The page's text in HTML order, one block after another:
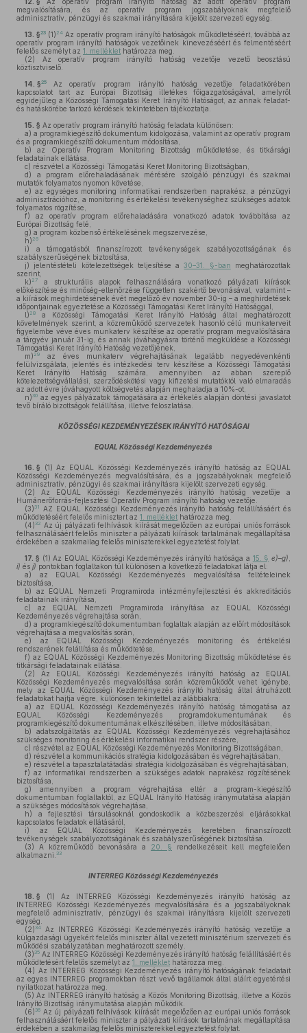
megvalósítására, és az operatív program jogszabályoknak megfelelő
adminisztratív, pénzügyi és szakmai irányítására kijelölt szervezeti egység.
13. §23 (1) 24 Az operatív program irányító hatóságok működtetéséért, továbbá az
operatív program irányító hatóságok vezetőinek kinevezéséért és felmentéséért
felelős személyt az 1. melléklet határozza meg.
(2) Az operatív program irányító hatóság vezetője vezető beosztású
köztisztviselő.
14. §25
Az operatív program irányító hatóság vezetője feladatkörében
kapcsolatot tart az Európai Bizottság illetékes főigazgatóságával, amelyről
egyidejűleg a Közösségi Támogatási Keret Irányító Hatóságot, az annak feladat-
és hatáskörébe tartozó kérdések tekintetében tájékoztatja.
15. § Az operatív program irányító hatóság feladata különösen:
a) a programkiegészítő dokumentum kidolgozása, valamint az operatív program
és a programkiegészítő dokumentum módosítása,
b) az Operatív Program Monitoring Bizottság működtetése, és titkársági
feladatainak ellátása,
c) részvétel a Közösségi Támogatási Keret Monitoring Bizottságban,
d) a program előrehaladásának mérésére szolgáló pénzügyi és szakmai
mutatók folyamatos nyomon követése,
e) az egységes monitoring informatikai rendszerben naprakész, a pénzügyi
adminisztrációhoz, a monitoring és értékelési tevékenységhez szükséges adatok
folyamatos rögzítése,
f) az operatív program előrehaladására vonatkozó adatok továbbítása az
Európai Bizottság felé,
g) a program közbenső értékelésének megszervezése,
h) 26
i) a támogatásból finanszírozott tevékenységek szabályozottságának és
szabályszerűségének biztosítása,
j) jelentéstételi kötelezettségek teljesítése a30–31. §-ban meghatározottak
szerint,
k) 27
a strukturális alapok felhasználására vonatkozó pályázati kiírások
előkészítése és minőség-ellenőrzése független szakértő bevonásával, valamint –
a kiírások meghirdetésének évét megelőző év november 30-ig – a meghirdetések
időpontjainak egyeztetése a Közösségi Támogatási Keret Irányító Hatósággal,
l) 28
a Közösségi Támogatási Keret Irányító Hatóság által meghatározott
követelmények szerint, a közreműködő szervezetek hasonló célú munkaterveit
figyelembe véve éves munkaterv készítése az operatív program megvalósítására
a tárgyév január 31-ig, és annak jóváhagyásra történő megküldése a Közösségi
Támogatási Keret Irányító Hatóság vezetőjének,
m) 29
az éves munkaterv végrehajtásának legalább negyedévenkénti
felülvizsgálata, jelentés és intézkedési terv készítése a Közösségi Támogatási
Keret Irányító Hatóság számára, amennyiben az abban szereplő
kötelezettségvállalási, szerződéskötési vagy kifizetési mutatóktól való elmaradás
az adott évre jóváhagyott költségvetés alapján meghaladja a 10%-ot,
n) 30 az egyes pályázatok támogatására az értékelés alapján döntési javaslatot
tevő bíráló bizottságok felállítása, illetve feloszlatása.
KÖZÖSSÉGI KEZDEMÉNYEZÉSEK IRÁNYÍTÓ HATÓSÁGAI
EQUAL Közösségi Kezdeményezés
16. § (1) Az EQUAL Közösségi Kezdeményezés irányító hatóság az EQUAL
Közösségi Kezdeményezés megvalósítására, és a jogszabályoknak megfelelő
adminisztratív, pénzügyi és szakmai irányításra kijelölt szervezeti egység.
(2) Az EQUAL Közösségi Kezdeményezés irányító hatóság vezetője a
Humánerőforrás-fejlesztési Operatív Program irányító hatóság vezetője.
(3) 31
AZ EQUAL Közösségi Kezdeményezés irányító hatóság felállításáért és
működtetéséért felelős minisztert az 1. melléklet határozza meg.
(4) 32 Az új pályázati felhívások kiírását megelőzően az európai uniós források
felhasználásáért felelős miniszter a pályázati kiírások tartalmának megállapítása
érdekében a szakmailag felelős miniszterekkel egyeztetést folytat.
17. § (1) Az EQUAL Közösségi Kezdeményezés irányító hatósága a 15. § e)–g)
i) és j) pontokban foglaltakon túl különösen a következő feladatokat látja el:
a) az EQUAL Közösségi Kezdeményezés megvalósítása feltételeinek
biztosítása,
b) az EQUAL Nemzeti Programiroda intézményfejlesztési és akkreditációs
feladatainak irányítása,
c) az EQUAL Nemzeti Programiroda irányítása az EQUAL Közösségi
Kezdeményezés végrehajtása során,
d) a programkiegészítő dokumentumban foglaltak alapján az előírt módosítások
végrehajtása a megvalósítás során,
e) az EQUAL Közösségi Kezdeményezés monitoring és értékelési
rendszerének felállítása és működtetése,
f) az EQUAL Közösségi Kezdeményezés Monitoring Bizottság működtetése és
titkársági feladatainak ellátása.
(2) Az EQUAL Közösségi Kezdeményezés irányító hatóság az EQUAL
Közösségi Kezdeményezés megvalósítása során közreműködőt vehet igénybe,
mely az EQUAL Közösségi Kezdeményezés irányító hatóság által átruházott
feladatokat hajtja végre, különösen tekintettel az alábbiakra:
a) az EQUAL Közösségi Kezdeményezés irányító hatóság támogatása az
EQUAL Közösségi Kezdeményezés programdokumentumának és
programkiegészítő dokumentumának elkészítésében, illetve módosításában,
b) adatszolgáltatás az EQUAL Közösségi Kezdeményezés végrehajtásához
szükséges monitoring és értékelési informatikai rendszer részére,
c) részvétel az EQUAL Közösségi Kezdeményezés Monitoring Bizottságában,
d) részvétel a kommunikációs stratégia kidolgozásában és végrehajtásában,
e) részvétel a tapasztalatátadási stratégia kidolgozásában és végrehajtásában,
f) az informatikai rendszerben a szükséges adatok naprakész rögzítésének
biztosítása,
g) amennyiben a program végrehajtása eltér a program-kiegészítő
dokumentumban foglaltaktól, az EQUAL Irányító Hatóság iránymutatása alapján
a szükséges módosítások végrehajtása,
h) a fejlesztési társulásoknál gondoskodik a közbeszerzési eljárásokkal
kapcsolatos feladatok ellátásáról,
i) az EQUAL Közösségi Kezdeményezés keretében finanszírozott
tevékenységek szabályozottságának és szabályszerűségének biztosítása.
(3) A közreműködő bevonására a 20. § rendelkezéseit kell megfelelően
alkalmazni. 33
INTERREG Közösségi Kezdeményezés
18. § (1) Az INTERREG Közösségi Kezdeményezés irányító hatóság az
INTERREG Közösségi Kezdeményezés megvalósítására és a jogszabályoknak
megfelelő adminisztratív, pénzügyi és szakmai irányításra kijelölt szervezeti
egység.
(2) 34
Az INTERREG Közösségi Kezdeményezés irányító hatóság vezetője a
külgazdasági ügyekért felelős miniszter által vezetett minisztérium szervezeti és
működési szabályzatában meghatározott személy.
(3) 35 Az INTERREG Közösségi Kezdeményezés irányító hatóság felállításáért és
működtetésért felelős személyt az 1. melléklet határozza meg.
(4) Az INTERREG Közösségi Kezdeményezés irányító hatóságának feladatait
az egyes INTERREG programokban részt vevő tagállamok által aláírt egyetértési
nyilatkozat határozza meg.
(5) Az INTERREG irányító hatóság a Közös Monitoring Bizottság, illetve a Közös
Irányító Bizottság iránymutatása alapján működik.
(6) 36 Az új pályázati felhívások kiírását megelőzően az európai uniós források
felhasználásáért felelős miniszter a pályázati kiírások tartalmának megállapítása
érdekében a szakmailag felelős miniszterekkel egyeztetést folytat.